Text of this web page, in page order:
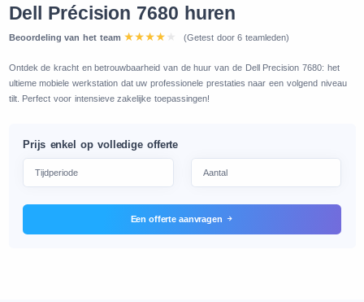
Dell Précision 7680 huren
Beoordeling van het team (Getest door 6 teamleden)
Ontdek de kracht en betrouwbaarheid van de huur van de Dell Precision 7680: het
ultieme mobiele werkstation dat uw professionele prestaties naar een volgend niveau
tilt. Perfect voor intensieve zakelijke toepassingen!
Prijs enkel op volledige offerte
Een offerte aanvragen